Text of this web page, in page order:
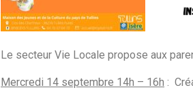
Le secteur Vie Locale propose aux
Mercredi 14 septembre 14h – 16h :